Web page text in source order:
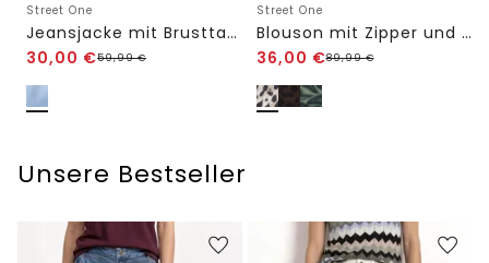
Street One
Jeansjacke mit Brusttaschen und Knöpfen
30,00 €59,99€
Street One
Blouson mit Zipper und Print
36,00 €89,99€
Unsere Bestseller